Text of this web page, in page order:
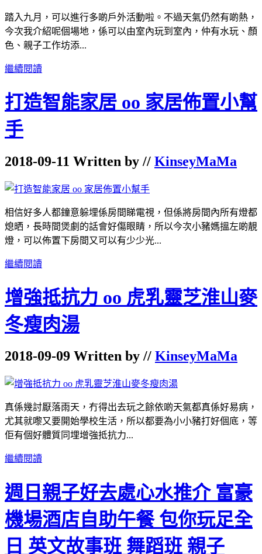
踏入九月，可以進行多啲戶外活動啦。不過天氣仍然有啲熱，
今次我介紹呢個場地，係可以由室內玩到室內，仲有水玩、顏
色、親子工作坊添...
繼續閱讀
打造智能家居 oo 家居佈置小幫
手
2018-09-11 Written by // KinseyMaMa
相信好多人都鐘意躲埋係房間睇電視，但係將房間內所有燈都
熄晒，長時間煲劇的話會好傷眼睛，所以今次小豬媽搵左啲靚
燈，可以佈置下房間又可以有少少光...
繼續閱讀
增強抵抗力 oo 虎乳靈芝淮山麥
冬瘦肉湯
2018-09-09 Written by // KinseyMaMa
真係幾討厭落雨天，冇得出去玩之餘依啲天氣都真係好易病，
尤其就嚟又要開始學校生活，所以都要為小小豬打好個底，等
佢有個好體質同埋增強抵抗力...
繼續閱讀
週日親子好去處心水推介 富豪
機場酒店自助午餐 包你玩足全
日 英文故事班 舞蹈班 親子